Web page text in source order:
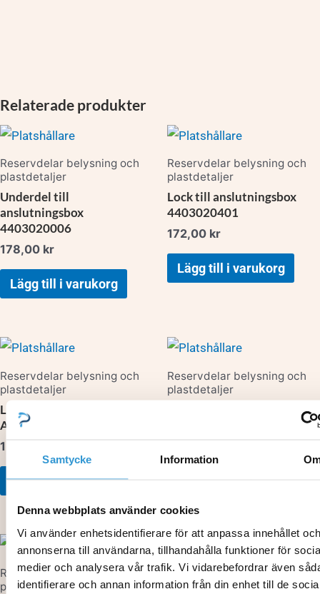
Samtycke Information
Denna webbplats använder cookies
Vi använder enhetsidentifierare för att anpassa innehållet och
annonserna till användarna, tillhandahålla funktioner för
medier och analysera vår trafik. Vi vidarebefordrar även
identifierare och annan information från din enhet till de
Relaterade produkter
Reservdelar belysning och
plastdetaljer
Underdel till
anslutningsbox
4403020006
178,00 kr
Lägg till i varukorg
Reservdelar belysning och
plastdetaljer
Lock till anslutningsbox
4403020401
172,00 kr
Lägg till i varukorg
Reservdelar belysning och
plastdetaljer
Lucka till skimmer
Antracitgrå 4402010080
155,00
Lägg till i varukorg
Reservdelar belysning och
plastdetaljer
Ram till lucka Antracitgrå
Reservdelar belysning och
plastdetaljer
Reservdelar belysning och
plastdetaljer